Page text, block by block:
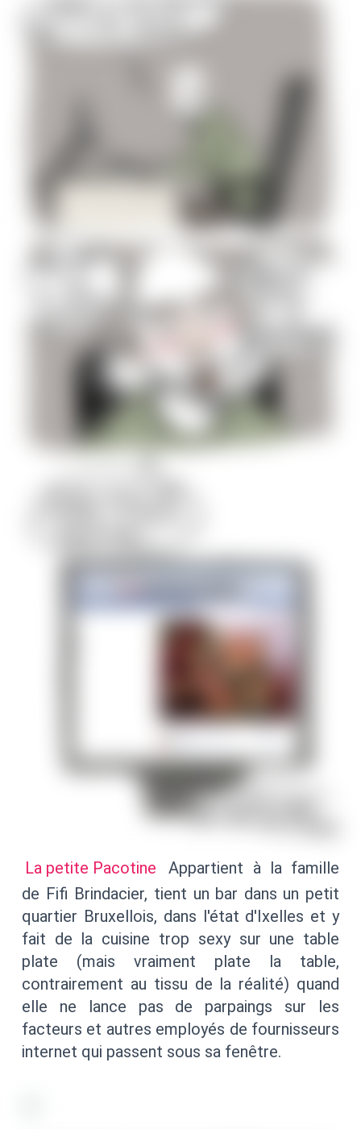
La petite Pacotine
Appartient à la famille
de Fifi Brindacier, tient un bar dans un petit
quartier Bruxellois, dans l'état d'Ixelles et y
fait de la cuisine trop sexy sur une table
plate (mais vraiment plate la table,
contrairement au tissu de la réalité) quand
elle ne lance pas de parpaings sur les
facteurs et autres employés de fournisseurs
internet qui passent sous sa fenêtre.